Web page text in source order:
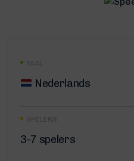
TAAL
Nederlands
SPELERS
3-7 spelers